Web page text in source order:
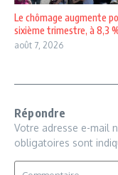
Le chômage augmente
sixième trimestre, à 8,3
août 7, 2026
Répondre
Votre adresse e-mail
obligatoires sont